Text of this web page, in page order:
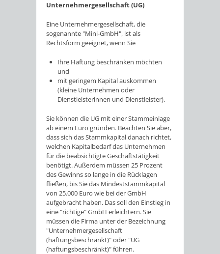
Unternehmergesellschaft (UG)
Eine Unternehmergesellschaft, die
sogenannte "Mini-GmbH", ist als
Rechtsform geeignet, wenn Sie
Ihre Haftung beschränken möchten
und
mit geringem Kapital auskommen
(kleine Unternehmen oder
Dienstleisterinnen und Dienstleister).
Sie können die UG mit einer Stammeinlage
ab einem Euro gründen. Beachten Sie aber,
dass sich das Stammkapital danach richtet,
welchen Kapitalbedarf das Unternehmen
für die beabsichtigte Geschäftstätigkeit
benötigt. Außerdem müssen 25 Prozent
des Gewinns so lange in die Rücklagen
fließen, bis Sie das Mindeststammkapital
von 25.000 Euro wie bei der GmbH
aufgebracht haben. Das soll den Einstieg in
eine "richtige" GmbH erleichtern. Sie
müssen die Firma unter der Bezeichnung
"Unternehmergesellschaft
(haftungsbeschränkt)" oder "UG
(haftungsbeschränkt)" führen.